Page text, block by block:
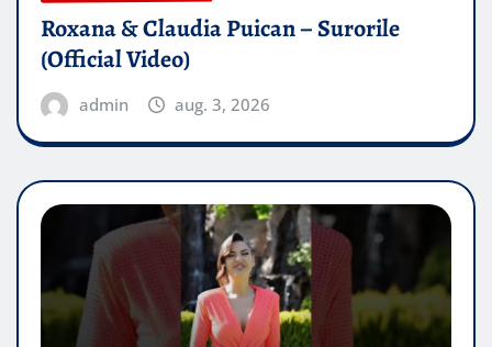
Roxana & Claudia Puican – Surorile
(Official Video)
admin aug. 3, 2026